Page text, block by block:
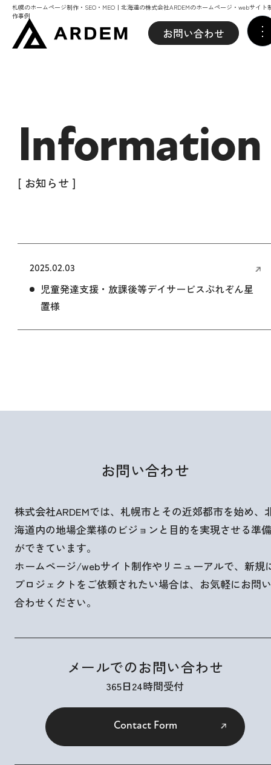
札幌のホームページ制作・SEO・MEO｜北海道の株式会社ARDEMのホームページ・webサイト
作事例
お問い合わせ
Information
[ お知らせ ]
2025.02.03
児童発達支援・放課後等デイサービスぷれぞん星
置様
お問い合わせ
株式会社ARDEMでは、札幌市とその近郊都市を始め、
海道内の地場企業様のビジョンと目的を実現させる準備
ができています。
ホームページ/webサイト制作やリニューアルで、新規
プロジェクトをご依頼されたい場合は、お気軽にお問い
合わせください。
メールでのお問い合わせ
365日24時間受付
Contact Form